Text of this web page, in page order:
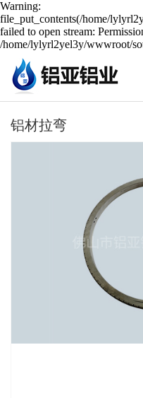
Warning:
file_put_contents(/home/
failed to open stream:
/home/lylyrl2yel3y/wwwroot/
铝材拉弯